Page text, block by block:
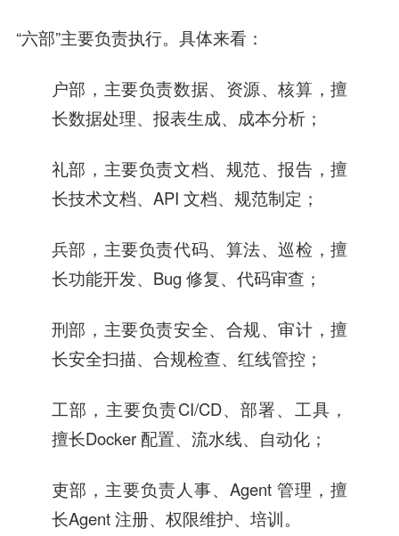
“六部”主要负责执行。具体来看：
户部，主要负责数据、资源、核算，擅
长数据处理、报表生成、成本分析；
礼部，主要负责文档、规范、报告，擅
长技术文档、API 文档、规范制定；
兵部，主要负责代码、算法、巡检，擅
长功能开发、Bug 修复、代码审查；
刑部，主要负责安全、合规、审计，擅
长安全扫描、合规检查、红线管控；
工部，主要负责CI/CD、部署、工具，
擅长Docker 配置、流水线、自动化；
吏部，主要负责人事、Agent 管理，擅
长Agent 注册、权限维护、培训。